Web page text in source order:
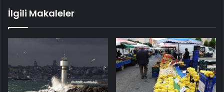
İlgili Makaleler